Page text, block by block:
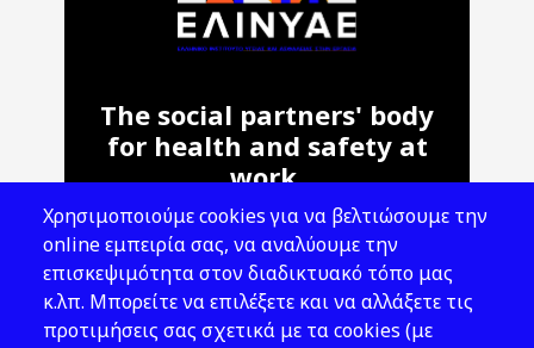
The social partners' body
for health and safety at
work.
Address: 143 Liosion & 6 Thirsiou, 104
45, Athens
T: 210 82 00 100
e: info@elinyae.gr
Χρησιμοποιούμε cookies για να βελτιώσουμε την
online εμπειρία σας, να αναλύουμε την
επισκεψιμότητα στον διαδικτυακό τόπο μας
κ.λπ. Μπορείτε να επιλέξετε και να αλλάξετε τις
προτιμήσεις σας σχετικά με τα cookies (με